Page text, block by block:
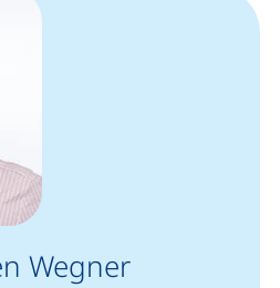
Wegner